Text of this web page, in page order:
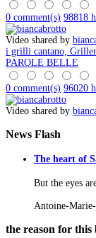
0 comment(s) 98818
Video shared by
i grilli cantano,
PAROLE BELLE
0 comment(s) 96020
Video shared by
News Flash
The heart of
But the eyes
Antoine-
the reason for this